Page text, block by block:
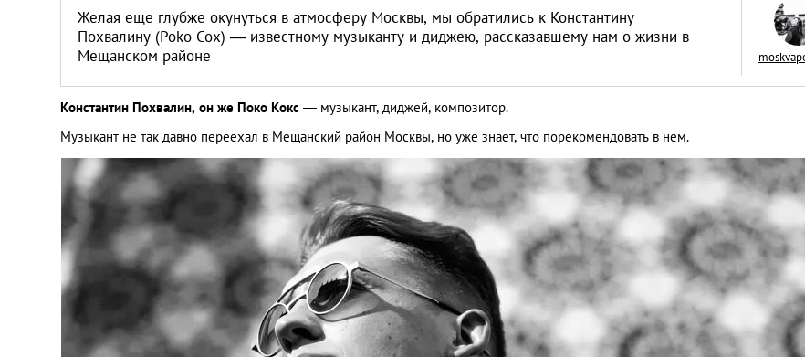
Санкт-Петербург
Желая еще глубже окунуться в атмосферу Москвы, мы обратились к Константину
Похвалину (Poko Cox) — известному музыканту и диджею, рассказавшему нам о жизни в
Мещанском районе
Константин Похвалин, он же Поко Кокс — музыкант, диджей, композитор.
Музыкант не так давно переехал в Мещанский район Москвы, но уже знает, что порекомендовать в нем.
Москва глазами
плюсы и минусы